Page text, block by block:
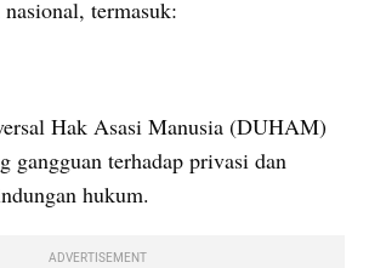
termasuk:
Hak Asasi Manusia (DUHAM)
gangguan terhadap privasi dan
hukum.
ADVERTISEMENT